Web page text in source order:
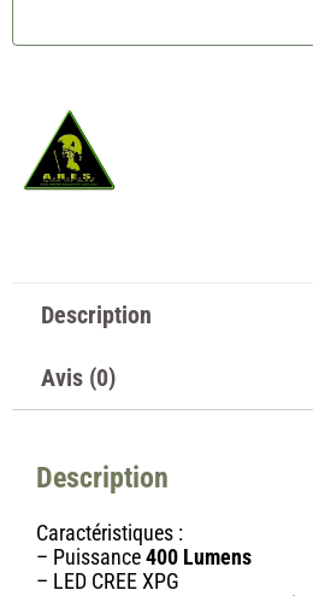
Description
Avis (0)
Description
Caractéristiques :
– Puissance400 Lumens
– LED CREE XPG